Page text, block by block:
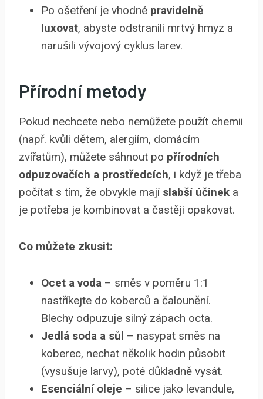
Po ošetření je vhodné pravidelně
luxovat, abyste odstranili mrtvý hmyz a
narušili vývojový cyklus larev.
Přírodní metody
Pokud nechcete nebo nemůžete použít chemii
(např. kvůli dětem, alergiím, domácím
zvířatům), můžete sáhnout po přírodních
odpuzovačích a prostředcích, i když je třeba
počítat s tím, že obvykle mají slabší účinek a
je potřeba je kombinovat a častěji opakovat.
Co můžete zkusit:
Ocet a voda – směs v poměru 1:1
nastříkejte do koberců a čalounění.
Blechy odpuzuje silný zápach octa.
Jedlá soda a sůl – nasypat směs na
koberec, nechat několik hodin působit
(vysušuje larvy), poté důkladně vysát.
Esenciální oleje – silice jako levandule,